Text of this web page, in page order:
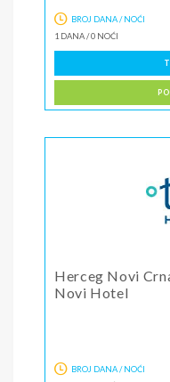
BROJ DANA / NOĆI
1 DANA/0 NOĆI
Herceg Novi
Novi Hotel
BROJ DANA / NOĆI